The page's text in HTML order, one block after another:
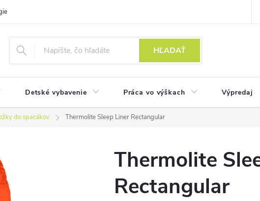
HĽADAŤ
Detské vybavenie Práca vo výškach Výpredaj
do spacákov Thermolite Sleep Liner Rectangular
Thermolite
Rectangular